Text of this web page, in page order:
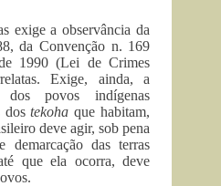
exige a observância da
da Convenção n. 169
1990 (Lei de Crimes
Exige, ainda, a
dos povos indígenas
dostekoha que habitam,
deve agir, sob pena
demarcação das terras
que ela ocorra, deve